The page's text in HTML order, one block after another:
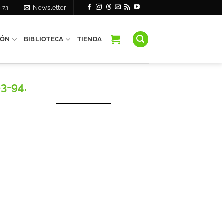
73 Newsletter
BIBLIOTECA TIENDA
94.